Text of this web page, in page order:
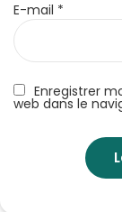
Enregistrer
web dans le
E-mail *